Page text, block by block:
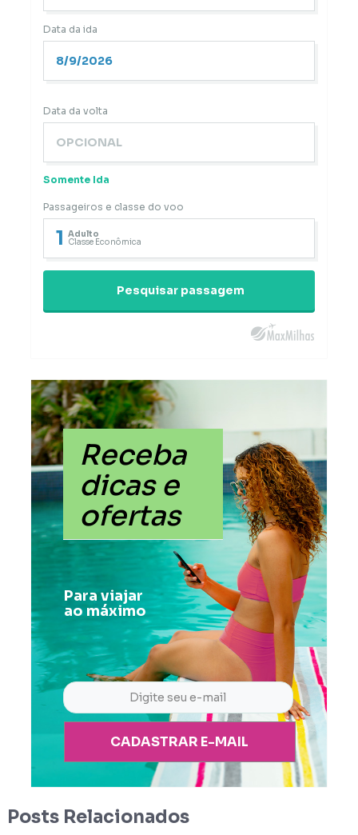
Data da ida
Data da volta
Somente Ida
Passageiros e classe do voo
1 Adulto
Classe Econômica
Pesquisar passagem
Receba
dicas e
ofertas
Para viajar
ao máximo
CADASTRAR E-MAIL
Posts Relacionados